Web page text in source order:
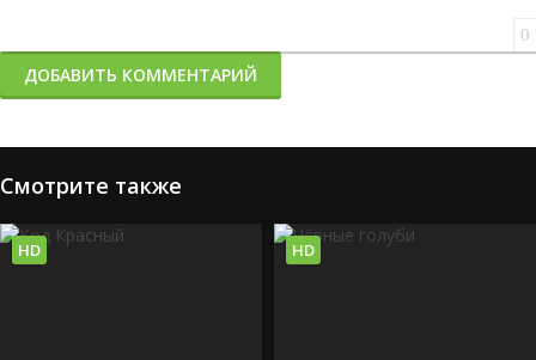
0
ДОБАВИТЬ КОММЕНТАРИЙ
Смотрите также
HD HD